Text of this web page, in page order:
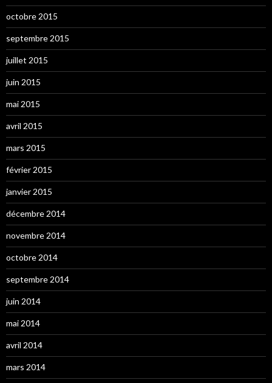
octobre 2015
septembre 2015
juillet 2015
juin 2015
mai 2015
avril 2015
mars 2015
février 2015
janvier 2015
décembre 2014
novembre 2014
octobre 2014
septembre 2014
juin 2014
mai 2014
avril 2014
mars 2014